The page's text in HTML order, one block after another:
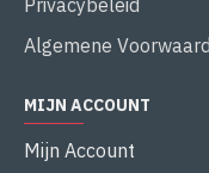
Privacybeleid
Algemene
MIJN ACCOUNT
Mijn Account